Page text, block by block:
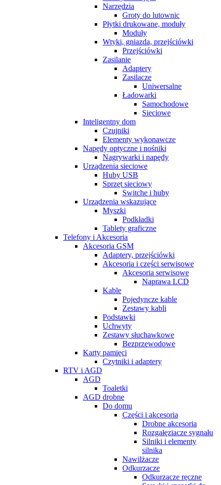
Narzędzia
Groty do lutownic
Płytki drukowane, moduły
Moduły
Wtyki, gniazda, przejściówki
Przejściówki
Zasilanie
Adaptery
Zasilacze
Uniwersalne
Ładowarki
Samochodowe
Sieciowe
Inteligentny dom
Czujniki
Elementy wykonawcze
Napędy optyczne i nośniki
Nagrywarki i napędy
Urządzenia sieciowe
Huby USB
Sprzęt sieciowy
Switche i huby
Urządzenia wskazujące
Myszki
Podkładki
Tablety graficzne
Telefony i Akcesoria
Akcesoria GSM
Adaptery, przejściówki
Akcesoria i części serwisowe
Akcesoria serwisowe
Naprawa LCD
Kable
Pojedyncze kable
Zestawy kabli
Podstawki
Uchwyty
Zestawy słuchawkowe
Bezprzewodowe
Karty pamięci
Czytniki i adaptery
RTV i AGD
AGD
Toaletki
AGD drobne
Do domu
Części i akcesoria
Drobne akcesoria
Rozgałęziacze sygnału
Silniki i elementy
silnika
Nawilżacze
Odkurzacze
Odkurzacze ręczne